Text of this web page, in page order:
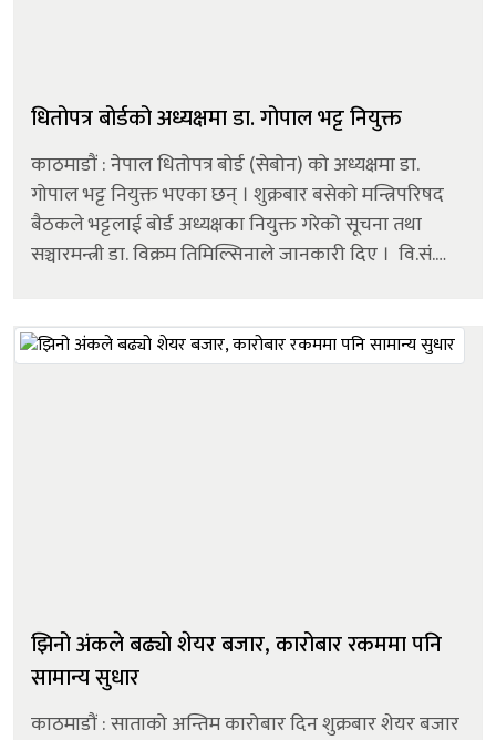
धितोपत्र बोर्डको अध्यक्षमा डा. गोपाल भट्ट नियुक्त
काठमाडौं : नेपाल धितोपत्र बोर्ड (सेबोन) को अध्यक्षमा डा.
गोपाल भट्ट नियुक्त भएका छन् । शुक्रबार बसेको मन्त्रिपरिषद
बैठकले भट्टलाई बोर्ड अध्यक्षका नियुक्त गरेको सूचना तथा
सञ्चारमन्त्री डा. विक्रम तिमिल्सिनाले जानकारी दिए । वि.सं.
झिनो अंकले बढ्यो शेयर बजार, कारोबार रकममा पनि
सामान्य सुधार
काठमाडौं : साताको अन्तिम कारोबार दिन शुक्रबार शेयर बजार